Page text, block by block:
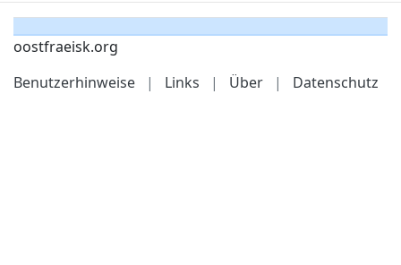
oostfraeisk.org
Benutzerhinweise
| Links | Über | Datenschutz